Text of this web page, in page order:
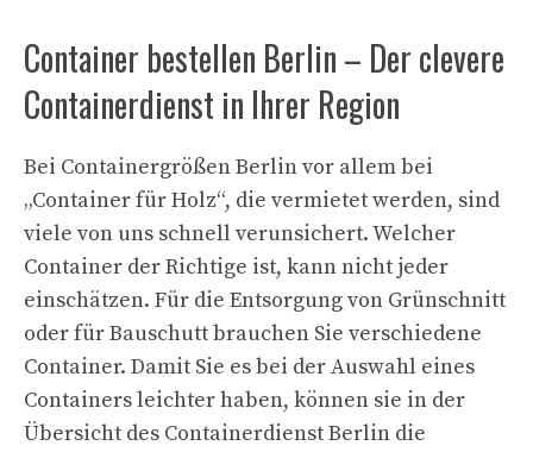
Container bestellen Berlin – Der clevere
Containerdienst in Ihrer Region
Bei Containergrößen Berlin vor allem bei
„Container für Holz“, die vermietet werden, sind
viele von uns schnell verunsichert. Welcher
Container der Richtige ist, kann nicht jeder
einschätzen. Für die Entsorgung von Grünschnitt
oder für Bauschutt brauchen Sie verschiedene
Container. Damit Sie es bei der Auswahl eines
Containers leichter haben, können sie in der
Übersicht des Containerdienst Berlin die